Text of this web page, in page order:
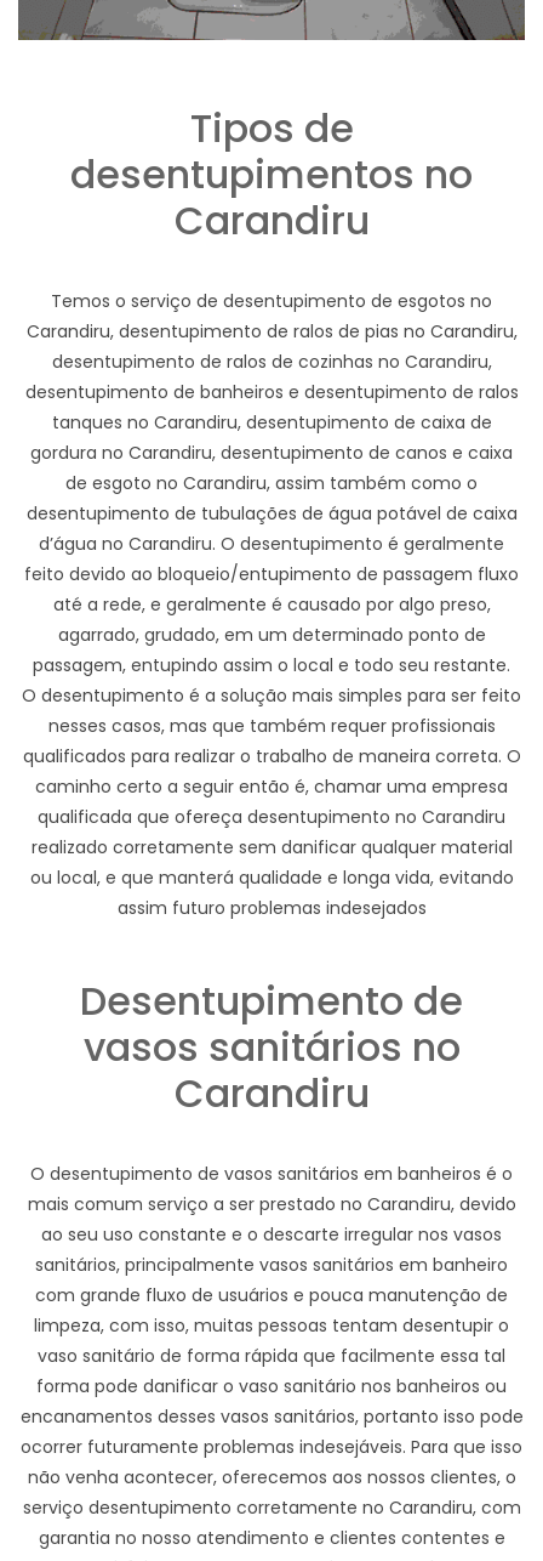
Tipos de
desentupimentos no
Carandiru
Temos o serviço de desentupimento de esgotos no
Carandiru, desentupimento de ralos de pias no Carandiru,
desentupimento de ralos de cozinhas no Carandiru,
desentupimento de banheiros e desentupimento de ralos
tanques no Carandiru, desentupimento de caixa de
gordura no Carandiru, desentupimento de canos e caixa
de esgoto no Carandiru, assim também como o
desentupimento de tubulações de água potável de caixa
d’água no Carandiru. O desentupimento é geralmente
feito devido ao bloqueio/entupimento de passagem fluxo
até a rede, e geralmente é causado por algo preso,
agarrado, grudado, em um determinado ponto de
passagem, entupindo assim o local e todo seu restante.
O desentupimento é a solução mais simples para ser feito
nesses casos, mas que também requer profissionais
qualificados para realizar o trabalho de maneira correta. O
caminho certo a seguir então é, chamar uma empresa
qualificada que ofereça desentupimento no Carandiru
realizado corretamente sem danificar qualquer material
ou local, e que manterá qualidade e longa vida, evitando
assim futuro problemas indesejados
Desentupimento de
vasos sanitários no
Carandiru
O desentupimento de vasos sanitários em banheiros é o
mais comum serviço a ser prestado no Carandiru, devido
ao seu uso constante e o descarte irregular nos vasos
sanitários, principalmente vasos sanitários em banheiro
com grande fluxo de usuários e pouca manutenção de
limpeza, com isso, muitas pessoas tentam desentupir o
vaso sanitário de forma rápida que facilmente essa tal
forma pode danificar o vaso sanitário nos banheiros ou
encanamentos desses vasos sanitários, portanto isso pode
ocorrer futuramente problemas indesejáveis. Para que isso
não venha acontecer, oferecemos aos nossos clientes, o
serviço desentupimento corretamente no Carandiru, com
garantia no nosso atendimento e clientes contentes e